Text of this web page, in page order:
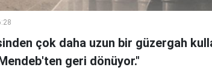
çok daha uzun bir güzergah
geri dönüyor."